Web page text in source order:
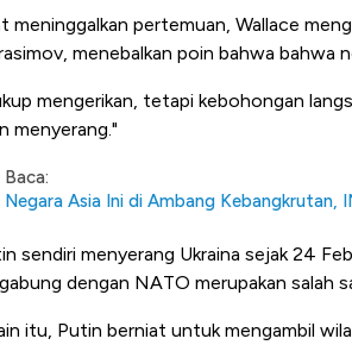
meninggalkan pertemuan, Wallace
menebalkan poin bahwa bahwa
mengerikan, tetapi kebohongan
menyerang."
Baca:
Negara Asia Ini di Ambang Kebangkrutan,
sendiri menyerang Ukraina sejak 24
dengan NATO merupakan salah
itu, Putin berniat untuk mengambil